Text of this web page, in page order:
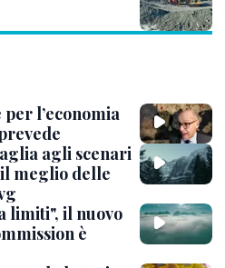
l’economia
agli scenari
meglio delle
limiti", il nuovo
è